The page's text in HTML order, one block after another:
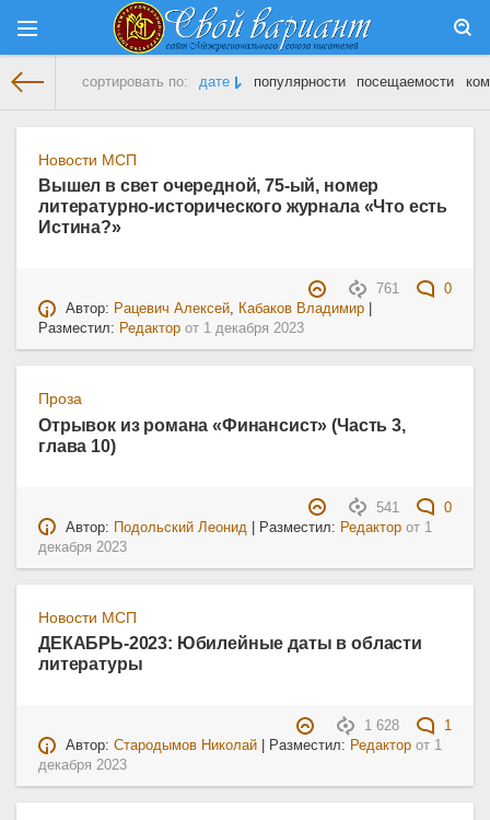
сортировать по: дате популярности посещаемости
Новости МСП
Вышел в свет очередной, 75-ый, номер
литературно-исторического журнала «Что есть
Истина?»
761
0
Автор: Рацевич Алексей, Кабаков Владимир
Разместил: Редактор от 1 декабря 2023
Проза
Отрывок из романа «Финансист» (Часть 3,
глава 10)
541
0
Автор: Подольский Леонид | Разместил: Редактор от 1
декабря 2023
Новости МСП
ДЕКАБРЬ-2023: Юбилейные даты в области
литературы
1 628
1
Автор:Стародымов Николай | Разместил: Редактор от 1
декабря 2023